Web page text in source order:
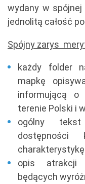
wydany w
jednolitą całość
Spójny zarys
każdy folder
mapkę
informującą o
terenie Polski i
ogólny
dostępności
opis atrakcji
będących